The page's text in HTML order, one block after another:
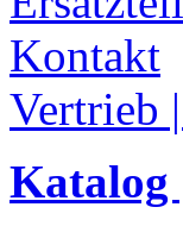
Kontakt
Vertrieb
Katalog